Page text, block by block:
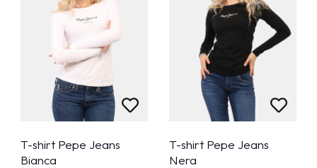
T-shirt Pepe Jeans
Bianca
T-shirt Pepe Jeans
Nera